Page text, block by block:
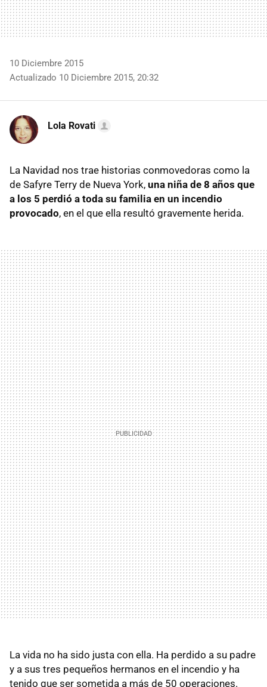
10 Diciembre 2015
Actualizado 10 Diciembre 2015, 20:32
Lola Rovati
La Navidad nos trae historias conmovedoras como la
de Safyre Terry de Nueva York, una niña de 8 años que
a los 5 perdió a toda su familia en un incendio
provocado, en el que ella resultó gravemente herida.
La vida no ha sido justa con ella. Ha perdido a su padre
y a sus tres pequeños hermanos en el incendio y ha
tenido que ser sometida a más de 50 operaciones.